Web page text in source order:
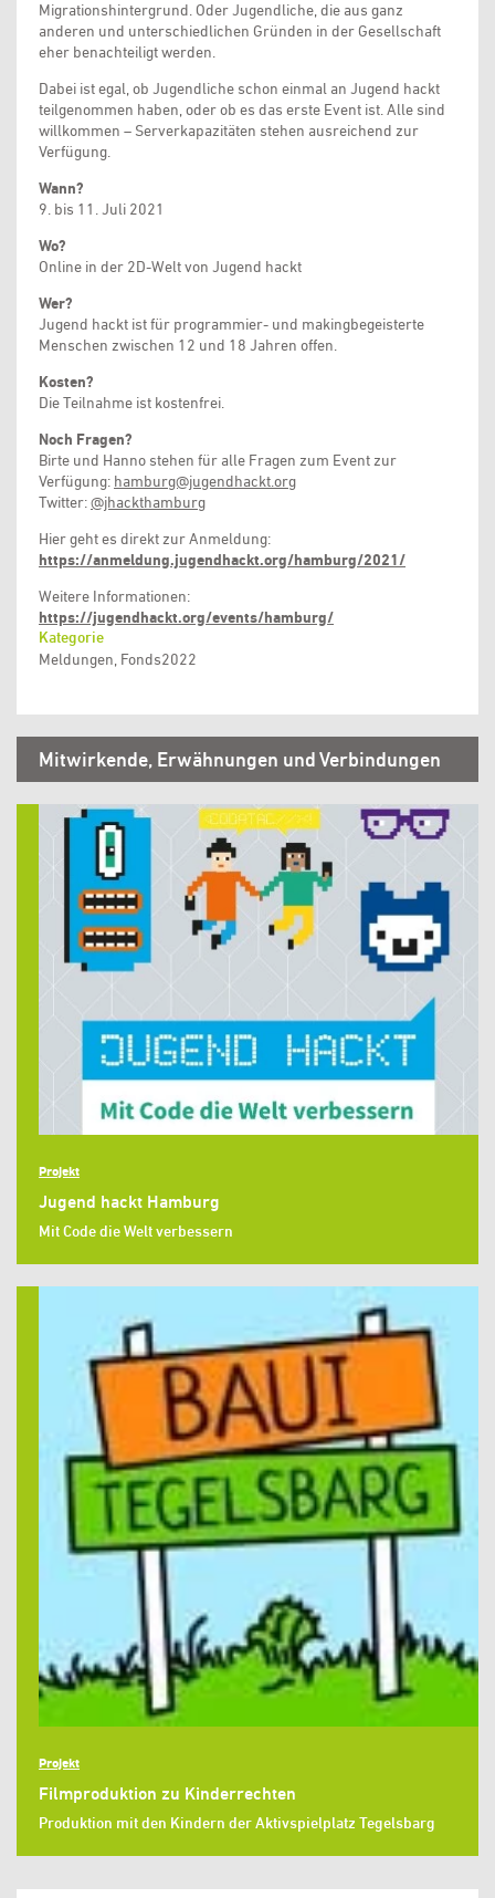
Migrationshintergrund. Oder Jugendliche, die aus ganz
anderen und unterschiedlichen Gründen in der Gesellschaft
eher benachteiligt werden.
Dabei ist egal, ob Jugendliche schon einmal an Jugend hackt
teilgenommen haben, oder ob es das erste Event ist. Alle sind
willkommen – Serverkapazitäten stehen ausreichend zur
Verfügung.
Wann?
9. bis 11. Juli 2021
Wo?
Online in der 2D-Welt von Jugend hackt
Wer?
Jugend hackt ist für programmier- und makingbegeisterte
Menschen zwischen 12 und 18 Jahren offen.
Kosten?
Die Teilnahme ist kostenfrei.
Noch Fragen?
Birte und Hanno stehen für alle Fragen zum Event zur
Verfügung: hamburg@jugendhackt.org
Twitter:@jhackthamburg
Hier geht es direkt zur Anmeldung:
https://anmeldung.jugendhackt.org/hamburg/2021/
Weitere Informationen:
https://jugendhackt.org/events/hamburg/
Kategorie
Meldungen, Fonds2022
Mitwirkende, Erwähnungen und Verbindungen
Projekt
Jugend hackt Hamburg
Mit Code die Welt verbessern
Projekt
Filmproduktion zu Kinderrechten
Produktion mit den Kindern der Aktivspielplatz Tegelsbarg